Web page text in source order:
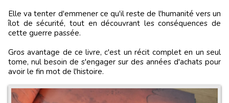
Elle va tenter d'emmener ce qu'il reste de l'humanité vers un
îlot de sécurité, tout en découvrant les conséquences de
cette guerre passée.
Gros avantage de ce livre, c'est un récit complet en un seul
tome, nul besoin de s'engager sur des années d'achats pour
avoir le fin mot de l'histoire.